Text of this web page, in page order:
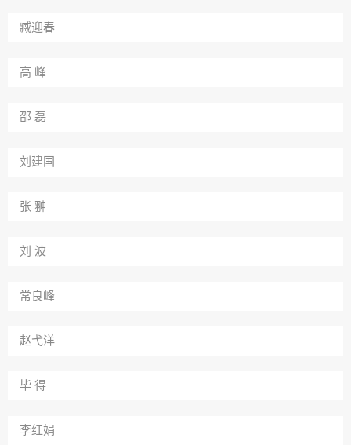
臧迎春
高 峰
邵 磊
刘建国
张 翀
刘 波
常良峰
赵弋洋
毕 得
李红娟